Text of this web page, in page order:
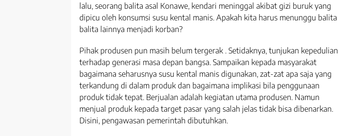
lalu, seorang balita asal Konawe, kendari meninggal akibat gizi buruk yang
dipicu oleh konsumsi susu kental manis. Apakah kita harus menunggu balita
balita lainnya menjadi korban?
Pihak produsen pun masih belum tergerak . Setidaknya, tunjukan kepedulian
terhadap generasi masa depan bangsa. Sampaikan kepada masyarakat
bagaimana seharusnya susu kental manis digunakan, zat-zat apa saja yang
terkandung di dalam produk dan bagaimana implikasi bila penggunaan
produk tidak tepat. Berjualan adalah kegiatan utama produsen. Namun
menjual produk kepada target pasar yang salah jelas tidak bisa dibenarkan.
Disini, pengawasan pemerintah dibutuhkan.